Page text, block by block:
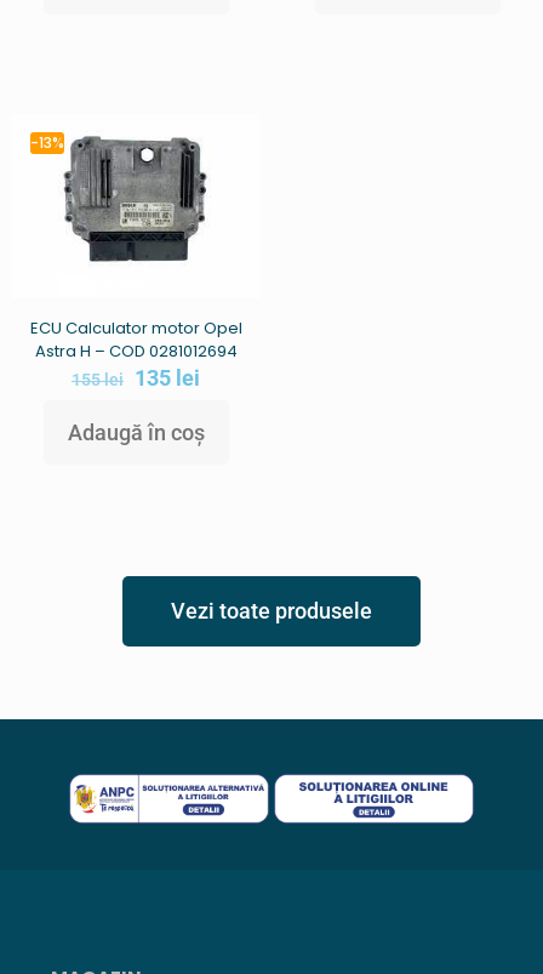
-13%
ECU Calculator motor Opel
Astra H – COD 0281012694
155lei 135 lei
Adaugă în coș
Vezi toate produsele